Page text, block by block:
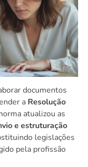
documentos
a Resolução
atualizou as
e estruturação
legislações
pela profissão